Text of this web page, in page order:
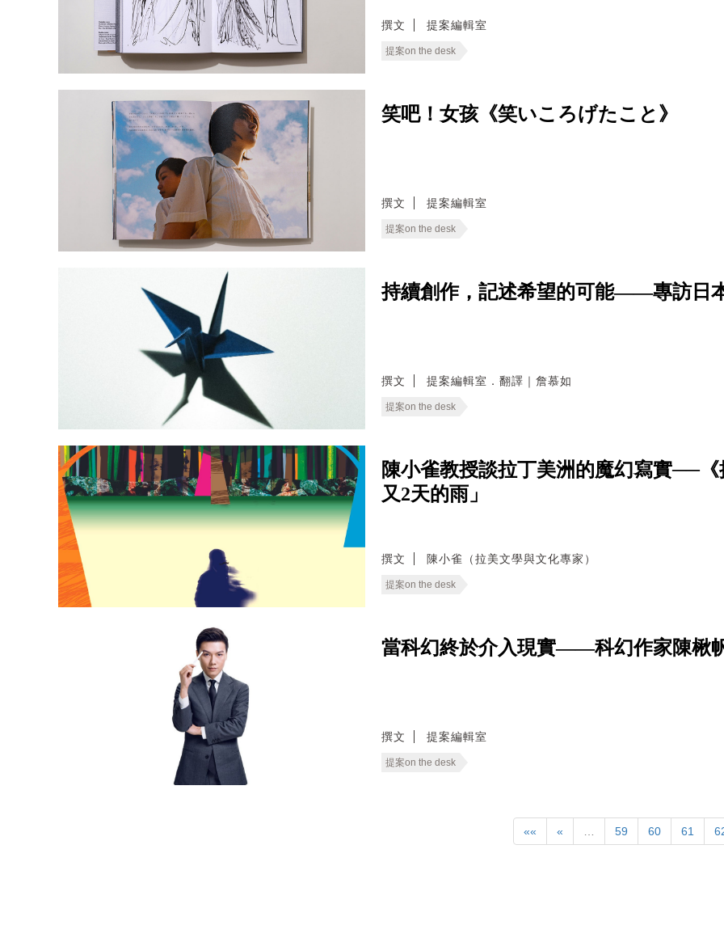
撰文 提案編輯室
提案on the desk
笑吧！女孩《笑いころげたこと》
撰文 提案編輯室
提案on the desk
持續創作，記述希望的可能——專訪日
撰文 提案編輯室．翻譯｜詹慕如
提案on the desk
陳小雀教授談拉丁美洲的魔幻寫實──
又2天的雨」
撰文 陳小雀（拉美文學與文化專家）
提案on the desk
當科幻終於介入現實——科幻作家陳楸
撰文 提案編輯室
提案on the desk
«« « … 59 60 61